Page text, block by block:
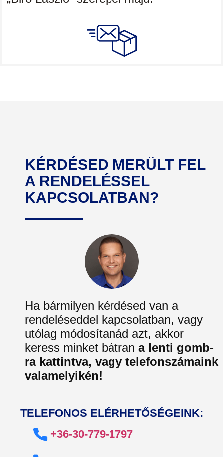
KÉRDÉSED MERÜLT FEL
A RENDELÉSSEL
KAPCSOLATBAN?
Ha bármilyen kérdésed van a
rendeléseddel kapcsolatban, vagy
utólag módosítanád azt, akkor
keress minket bátran a lenti gomb-
ra kattintva, vagy telefonszámaink
valamelyikén!
TELEFONOS ELÉRHETŐSÉGEINK:
+36-30-779-1797